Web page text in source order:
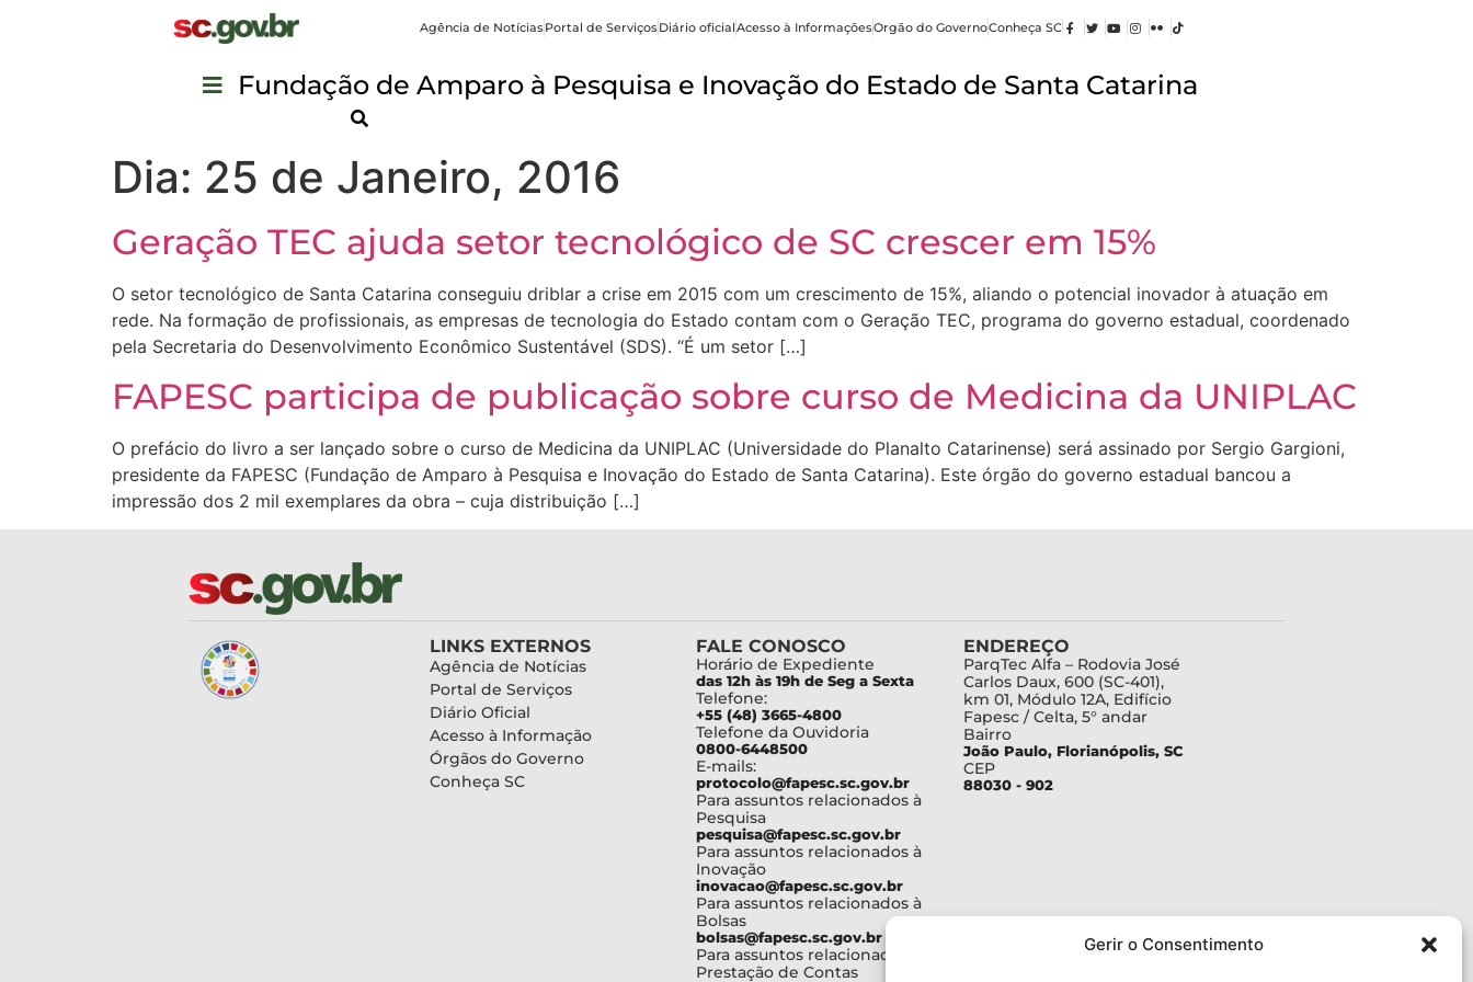
Gerir o Consentimento
Agência de NotíciasPortal de ServiçosDiário oficialAcesso à InformaçõesOrgão do GovernoConheça SC
Fundação de Amparo à Pesquisa e Inovação do Estado de Santa Catarina
Dia: 25 de Janeiro, 2016
Geração TEC ajuda setor tecnológico de SC crescer em 15%
O setor tecnológico de Santa Catarina conseguiu driblar a crise em 2015 com um crescimento de 15%, aliando o potencial inovador à atuação em
rede. Na formação de profissionais, as empresas de tecnologia do Estado contam com o Geração TEC, programa do governo estadual, coordenado
pela Secretaria do Desenvolvimento Econômico Sustentável (SDS). “É um setor […]
FAPESC participa de publicação sobre curso de Medicina da UNIPLAC
O prefácio do livro a ser lançado sobre o curso de Medicina da UNIPLAC (Universidade do Planalto Catarinense) será assinado por Sergio Gargioni,
presidente da FAPESC (Fundação de Amparo à Pesquisa e Inovação do Estado de Santa Catarina). Este órgão do governo estadual bancou a
impressão dos 2 mil exemplares da obra – cuja distribuição […]
LINKS EXTERNOS
Agência de Notícias
Portal de Serviços
Diário Oficial
Acesso à Informação
Órgãos do Governo
Conheça SC
FALE CONOSCO
Horário de Expediente
das 12h às 19h de Seg a Sexta
Telefone:
+55 (48) 3665-4800
Telefone da Ouvidoria
0800-6448500
E-mails:
protocolo@fapesc.sc.gov.br
Para assuntos relacionados à
Pesquisa
pesquisa@fapesc.sc.gov.br
Para assuntos relacionados à
Inovação
inovacao@fapesc.sc.gov.br
Para assuntos relacionados à
Bolsas
bolsas@fapesc.sc.gov.br
Para assuntos relacionados à
Prestação de Contas
ENDEREÇO
ParqTec Alfa – Rodovia José
Carlos Daux, 600 (SC-401),
km 01, Módulo 12A, Edifício
Fapesc / Celta, 5° andar
Bairro
João Paulo, Florianópolis, SC
CEP
88030 - 902